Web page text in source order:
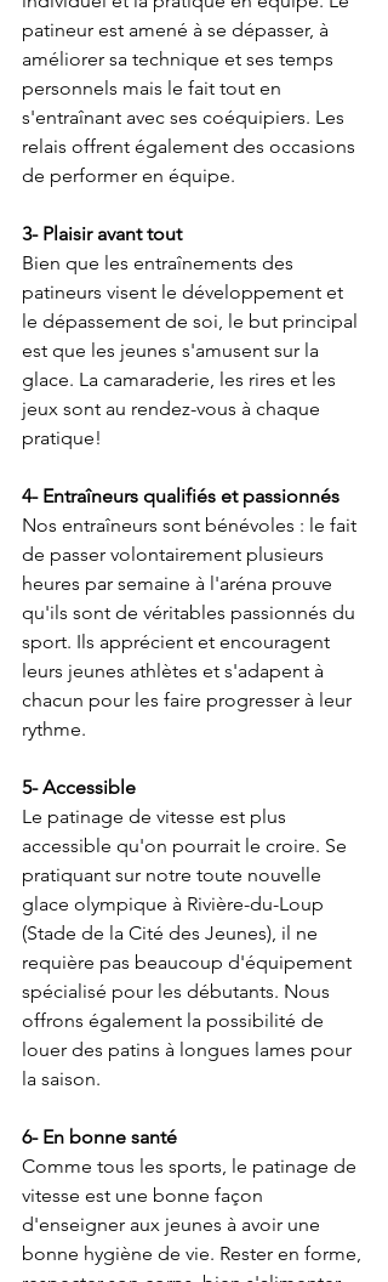
patineur est amené à se dépasser, à
améliorer sa technique et ses temps
personnels mais le fait tout en
s'entraînant avec ses coéquipiers. Les
relais offrent également des occasions
de performer en équipe.
3- Plaisir avant tout
Bien que les entraînements des
patineurs visent le développement et
le dépassement de soi, le but principal
est que les jeunes s'amusent sur la
glace. La camaraderie, les rires et les
jeux sont au rendez-vous à chaque
pratique!
4- Entraîneurs qualifiés et passionnés
Nos entraîneurs sont bénévoles : le fait
de passer volontairement plusieurs
heures par semaine à l'aréna prouve
qu'ils sont de véritables passionnés du
sport. Ils apprécient et encouragent
leurs jeunes athlètes et s'adapent à
chacun pour les faire progresser à leur
rythme.
5- Accessible
Le patinage de vitesse est plus
accessible qu'on pourrait le croire. Se
pratiquant sur notre toute nouvelle
glace olympique à Rivière-du-Loup
(Stade de la Cité des Jeunes), il ne
requière pas beaucoup d'équipement
spécialisé pour les débutants. Nous
offrons également la possibilité de
louer des patins à longues lames pour
la saison.
6- En bonne santé
Comme tous les sports, le patinage de
vitesse est une bonne façon
d'enseigner aux jeunes à avoir une
bonne hygiène de vie. Rester en forme,